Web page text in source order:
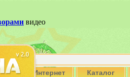
Интернет Каталог